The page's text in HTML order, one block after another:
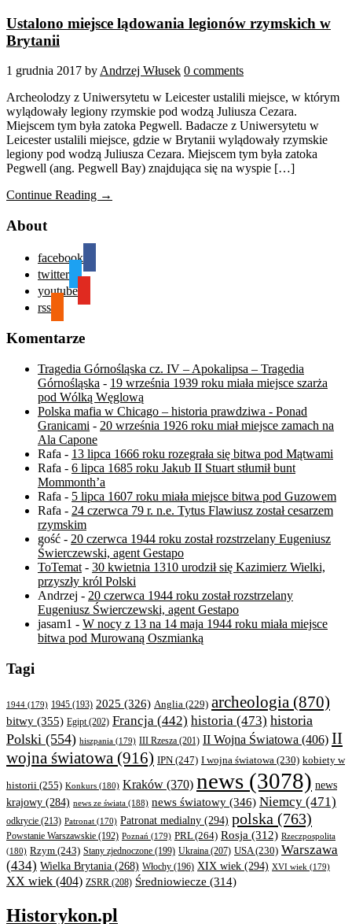
Ustalono miejsce lądowania legionów rzymskich w
Brytanii
1 grudnia 2017 by Andrzej Włusek 0 comments
Archeolodzy z Uniwersytetu w Leicester ustalili miejsce, w którym
wylądowały legiony rzymskie pod wodzą Juliusza Cezara.
Miejscem tym była zatoka Pegwell. Badacze z Uniwersytetu w
Leicester ustalili miejsce, gdzie w Brytanii wylądowały rzymskie
legiony pod wodzą Juliusza Cezara. Miejscem tym była zatoka
Pegwell (ang. Pegwell Bay) znajdująca się na wyspie […]
Continue Reading →
About
facebook
twitter
youtube
rss
Komentarze
Tragedia Górnośląska cz. IV – Apokalipsa – Tragedia
Górnośląska - 19 września 1939 roku miała miejsce szarża
pod Wólką Węglową
Polska mafia w Chicago – historia prawdziwa - Ponad
Granicami - 20 września 1926 roku miał miejsce zamach na
Ala Capone
Rafa - 13 lipca 1666 roku rozegrała się bitwa pod Mątwami
Rafa - 6 lipca 1685 roku Jakub II Stuart stłumił bunt
Mommonth’a
Rafa - 5 lipca 1607 roku miała miejsce bitwa pod Guzowem
Rafa - 24 czerwca 79 r. n.e. Tytus Flawiusz został cesarzem
rzymskim
gość - 20 czerwca 1944 roku został rozstrzelany Eugeniusz
Świerczewski, agent Gestapo
ToTemat - 30 kwietnia 1310 urodził się Kazimierz Wielki,
przyszły król Polski
Andrzej - 20 czerwca 1944 roku został rozstrzelany
Eugeniusz Świerczewski, agent Gestapo
jasam1 - W nocy z 13 na 14 maja 1944 roku miała miejsce
bitwa pod Murowaną Oszmianką
Tagi
1944 (179) 1945 (193) 2025 (326) Anglia (229) archeologia (870)
bitwy (355) Egipt (202) Francja (442) historia (473) historia
Polski (554) hiszpania (179) III Rzesza (201) II Wojna Światowa (406) II
wojna światowa (916) IPN (247) I wojna światowa (230) kobiety w
historii (255) Konkurs (180) Kraków (370) news (3078) news
krajowy (284) news ze świata (188) news światowy (346) Niemcy (471)
odkrycie (213) Patronat (170) Patronat medialny (294) polska (763)
Powstanie Warszawskie (192) Poznań (179) PRL(264) Rosja (312) Rzeczpospolita
(180) Rzym (243) Stany zjednoczone (199) Ukraina (207) USA (230) Warszawa
(434) Wielka Brytania (268) Włochy (196) XIX wiek (294) XVI wiek (179)
XX wiek (404) ZSRR (208) Średniowiecze (314)
Historykon.pl